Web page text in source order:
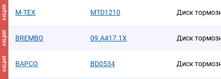
АКЦИЯ M-TEX MTD1210 Диск
АКЦИЯ BREMBO 09.A417.1X Диск
АКЦИЯ BAPCO BD0534 Диск